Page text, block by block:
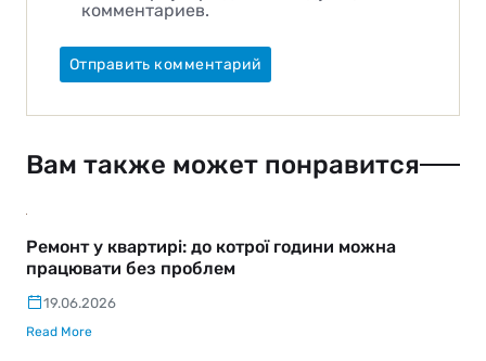
комментариев.
Вам также может понравится
Ремонт у квартирі: до котрої години можна
працювати без проблем
19.06.2026
Read More